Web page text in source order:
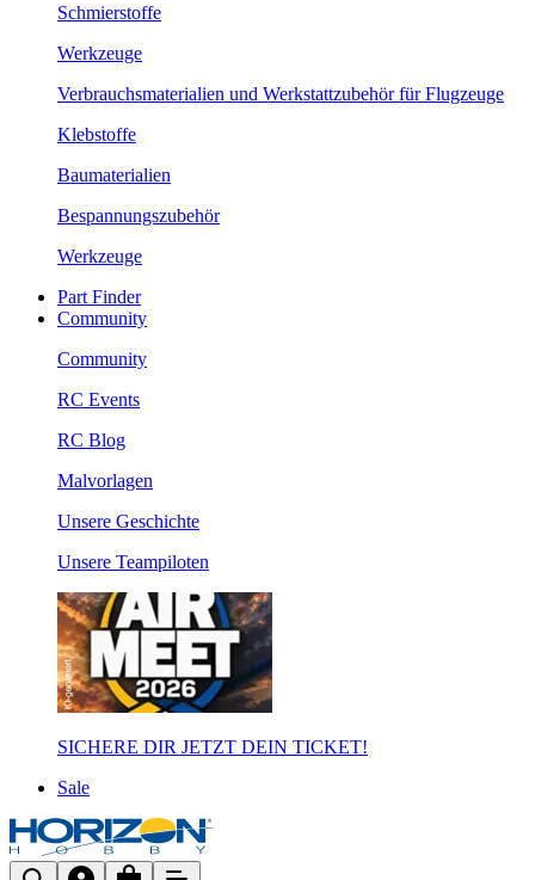
Schmierstoffe
Werkzeuge
Verbrauchsmaterialien und Werkstattzubehör für Flugzeuge
Klebstoffe
Baumaterialien
Bespannungszubehör
Werkzeuge
Part Finder
Community
Community
RC Events
RC Blog
Malvorlagen
Unsere Geschichte
Unsere Teampiloten
SICHERE DIR JETZT DEIN TICKET!
Sale